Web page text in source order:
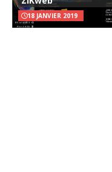
18 JANVIER 2019